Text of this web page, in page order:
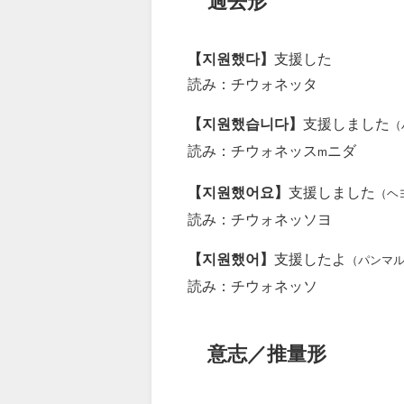
【지원했다】 支援した
読み：チウォネッタ
【지원했습니다】 支援しました
読み：チウォネッスmニダ
【지원했어요】 支援しました （ヘ
読み：チウォネッソヨ
【지원했어】 支援したよ （パンマル
読み：チウォネッソ
意志／推量形